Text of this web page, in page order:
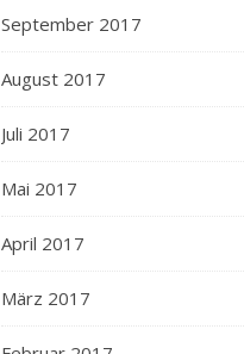
September 2017
August 2017
Juli 2017
Mai 2017
April 2017
März 2017